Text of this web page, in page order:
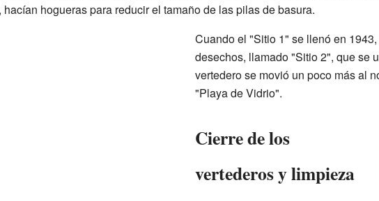
hacían hogueras para reducir el tamaño de las pilas de basura.
Cuando el "Sitio 1" se llenó en
desechos, llamado "Sitio 2", que se
vertedero se movió un poco más al
"Playa de Vidrio".
Cierre de los
vertederos y limpieza